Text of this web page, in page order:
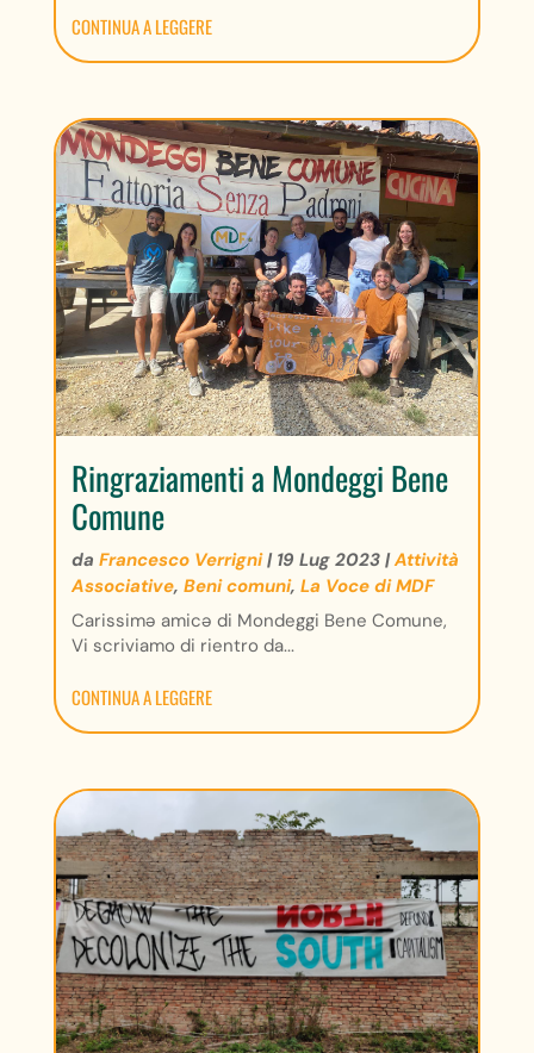
CONTINUA A LEGGERE
Ringraziamenti a Mondeggi Bene
Comune
da Francesco Verrigni| 19 Lug 2023|Attività
Associative, Beni comuni, La Voce di MDF
Carissimə amicə di Mondeggi Bene Comune,
Vi scriviamo di rientro da...
CONTINUA A LEGGERE